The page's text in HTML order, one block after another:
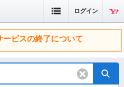
ログイン
ービスの終了について